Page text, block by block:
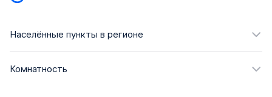
Населённые пункты в регионе
Комнатность